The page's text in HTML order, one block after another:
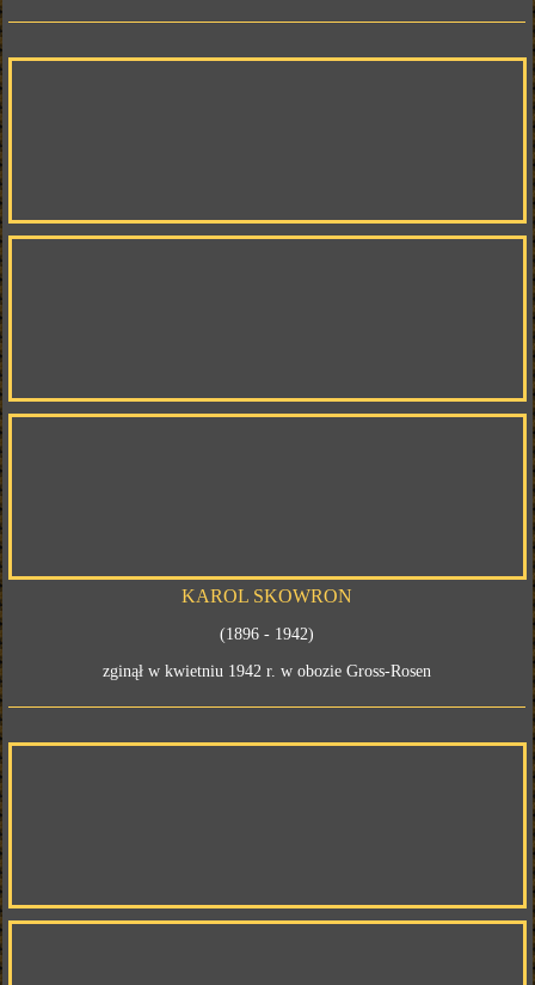
KAROL SKOWRON
(1896 - 1942)
zginął w kwietniu 1942 r. w obozie Gross-Rosen